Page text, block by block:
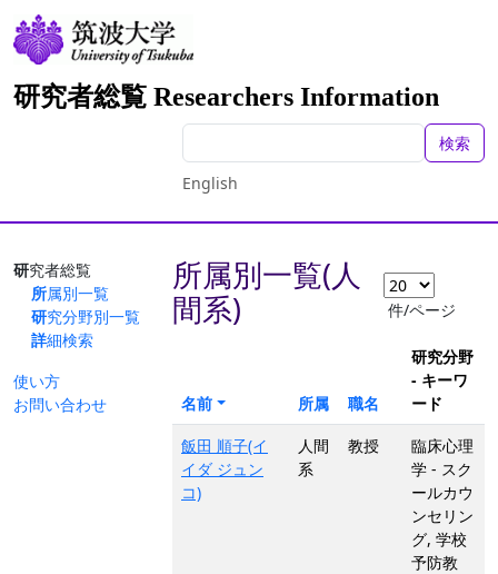
研究者総覧 Researchers Information
検索
English
研究者総覧
所属別一覧
研究分野別一覧
詳細検索
使い方
お問い合わせ
所属別一覧(人
間系)
件/ページ
名前 所属 職名
研究分野
- キーワ
ード
飯田 順子(イ
イダ ジュン
コ)
人間
系
教授
臨床心理
学 - スク
ールカウ
ンセリン
グ, 学校
予防教